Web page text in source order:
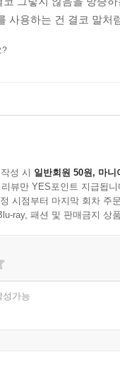
영어는 그런 의미에
국에서 영국인들과 미
지게 된 이유는 세 가
으로 정확한 커뮤니케
다. 영어 글쓰기에서
니다. 언어 구조와 문
공부하고 또 가르치면
나는 더 이상 내가 영
사용하는 건 결코 말
?
성 시 일반회원 50원, 마니
뷰만 YES포인트 지급됩니
시점부터 마지막 회차 주
ray, 패션 및 판매금지 상
성가능